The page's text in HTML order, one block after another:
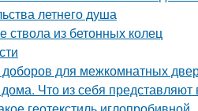
летнего душа
ствола из бетонных колец
для межкомнатных
Что из себя